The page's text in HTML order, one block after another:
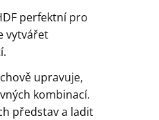
perfektní pro
vytvářet
upravuje,
kombinací.
představ a ladit